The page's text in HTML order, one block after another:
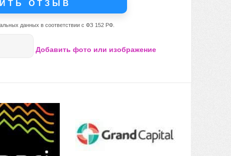
данных в соответствии с ФЗ 152 РФ.
Добавить фото или изображение